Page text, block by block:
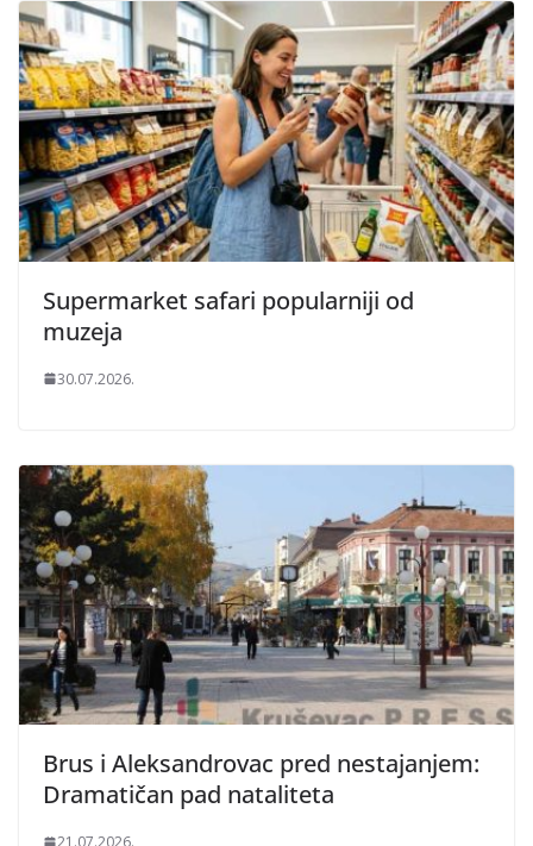
Supermarket safari popularniji od
muzeja
30.07.2026.
Brus i Aleksandrovac pred nestajanjem:
Dramatičan pad nataliteta